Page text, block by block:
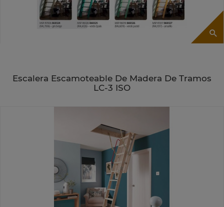
Escalera Escamoteable De Madera De Tramos
LC-3 ISO